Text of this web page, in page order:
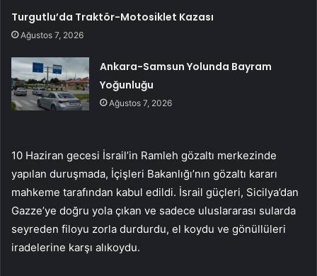
Turgutlu’da Traktör-Motosiklet Kazası
Ağustos 7, 2026
Ankara-Samsun Yolunda Bayram
Yoğunluğu
Ağustos 7, 2026
10 Haziran gecesi İsrail’in Ramleh gözaltı merkezinde
yapılan duruşmada, İçişleri Bakanlığı’nın gözaltı kararı
mahkeme tarafından kabul edildi. İsrail güçleri, Sicilya’dan
Gazze’ye doğru yola çıkan ve sadece uluslararası sularda
seyreden filoyu zorla durdurdu, el koydu ve gönüllüleri
iradelerine karşı alıkoydu.